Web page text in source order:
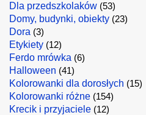
Dla przedszkolaków (53)
Domy, budynki, obiekty (23)
Dora (3)
Etykiety (12)
Ferdo mrówka (6)
Halloween (41)
Kolorowanki dla dorosłych (15)
Kolorowanki różne (154)
Krecik i przyjaciele (12)